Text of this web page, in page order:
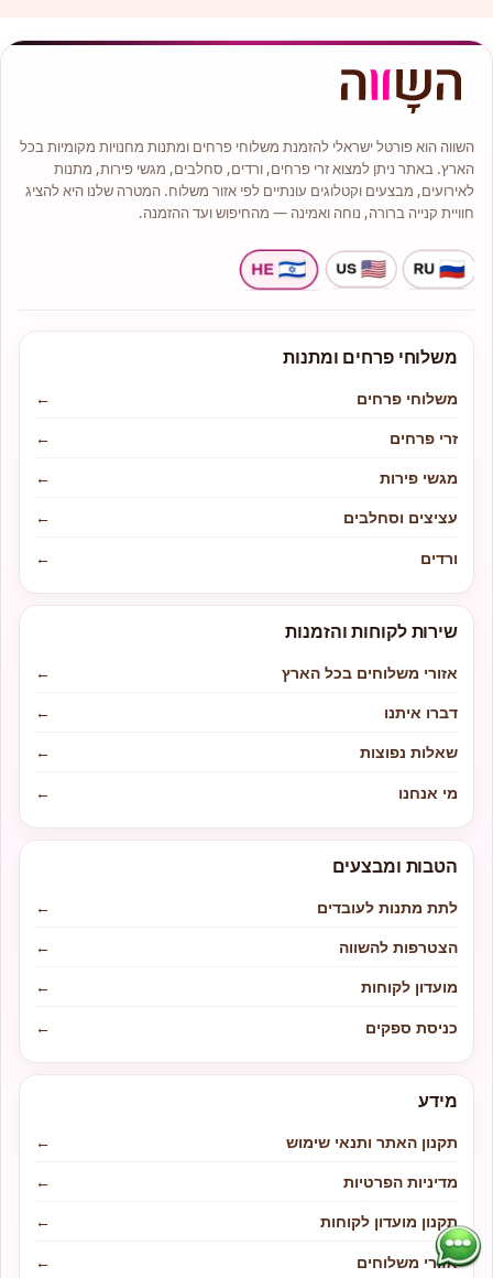
השווה הוא פורטל ישראלי להזמנת משלוחי פרחים ומתנות מחנויות מקומיות בכל
הארץ. באתר ניתן למצוא זרי פרחים, ורדים, סחלבים, מגשי פירות, מתנות
לאירועים, מבצעים וקטלוגים עונתיים לפי אזור משלוח. המטרה שלנו היא להציג
חוויית קנייה ברורה, נוחה ואמינה — מהחיפוש ועד ההזמנה.
משלוחי פרחים ומתנות
משלוחי פרחים
←
זרי פרחים
←
מגשי פירות
←
עציצים וסחלבים
←
ורדים
←
שירות לקוחות והזמנות
אזורי משלוחים בכל הארץ
←
דברו איתנו
←
שאלות נפוצות
←
מי אנחנו
←
הטבות ומבצעים
לתת מתנות לעובדים
←
הצטרפות להשווה
←
מועדון לקוחות
←
כניסת ספקים
←
מידע
תקנון האתר ותנאי שימוש
←
מדיניות הפרטיות
←
תקנון מועדון לקוחות
←
אזורי משלוחים
←